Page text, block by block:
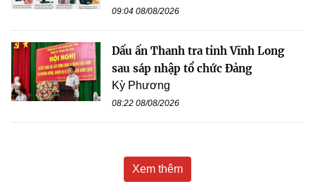
09:04 08/08/2026
Dấu ấn Thanh tra tỉnh Vĩnh Long
sau sáp nhập tổ chức Đảng
Kỳ Phương
08:22 08/08/2026
Xem thêm